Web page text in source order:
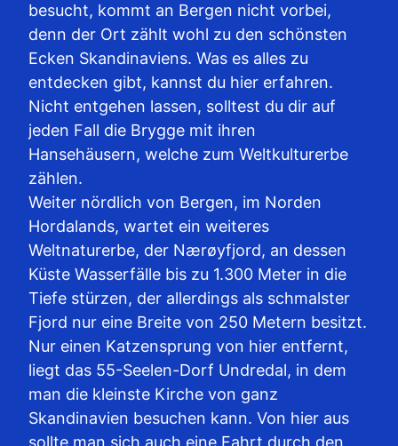
besucht, kommt an Bergen nicht vorbei,
denn der Ort zählt wohl zu den schönsten
Ecken Skandinaviens. Was es alles zu
entdecken gibt, kannst du hier erfahren.
Nicht entgehen lassen, solltest du dir auf
jeden Fall die Brygge mit ihren
Hansehäusern, welche zum Weltkulturerbe
zählen.
Weiter nördlich von Bergen, im Norden
Hordalands, wartet ein weiteres
Weltnaturerbe, der Nærøyfjord, an dessen
Küste Wasserfälle bis zu 1.300 Meter in die
Tiefe stürzen, der allerdings als schmalster
Fjord nur eine Breite von 250 Metern besitzt.
Nur einen Katzensprung von hier entfernt,
liegt das 55-Seelen-Dorf Undredal, in dem
man die kleinste Kirche von ganz
Skandinavien besuchen kann. Von hier aus